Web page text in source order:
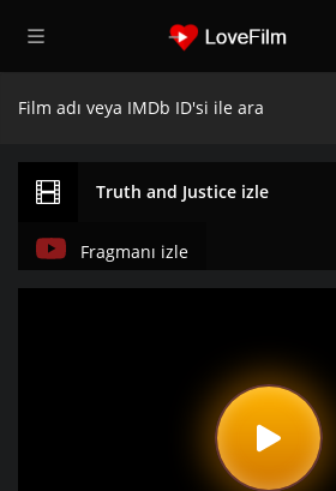
Truth and Justice izle
Fragmanı izle